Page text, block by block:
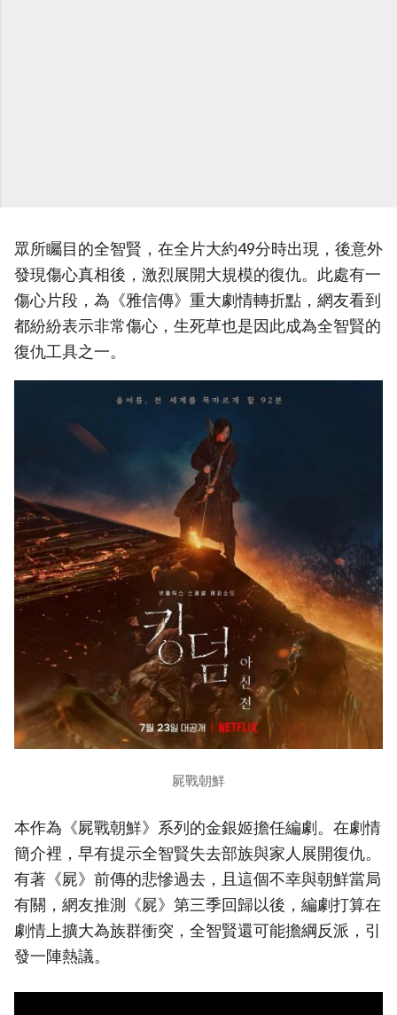
眾所矚目的全智賢，在全片大約49分時出現，後意外
發現傷心真相後，激烈展開大規模的復仇。此處有一
傷心片段，為《雅信傳》重大劇情轉折點，網友看到
都紛紛表示非常傷心，生死草也是因此成為全智賢的
復仇工具之一。
屍戰朝鮮
本作為《屍戰朝鮮》系列的金銀姬擔任編劇。在劇情
簡介裡，早有提示全智賢失去部族與家人展開復仇。
有著《屍》前傳的悲慘過去，且這個不幸與朝鮮當局
有關，網友推測《屍》第三季回歸以後，編劇打算在
劇情上擴大為族群衝突，全智賢還可能擔綱反派，引
發一陣熱議。